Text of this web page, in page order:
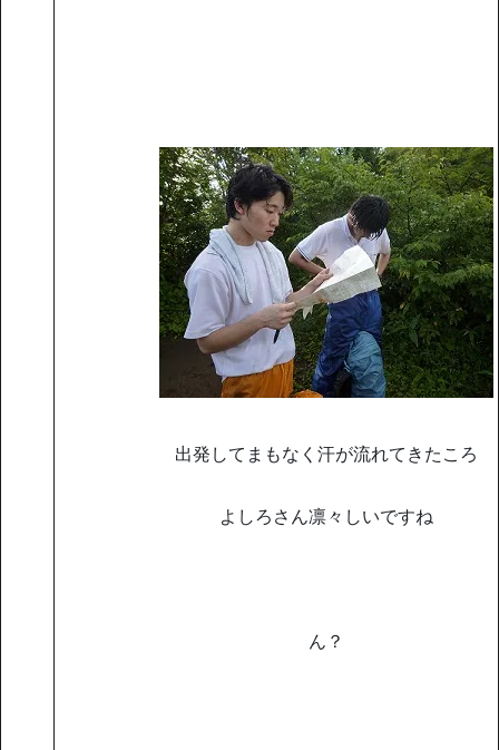
出発してまもなく汗が流れてきたころ
よしろさん凛々しいですね
ん？